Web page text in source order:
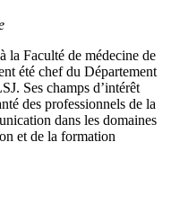
la Faculté de médecine de
été chef du Département
Ses champs d’intérêt
des professionnels de la
dans les domaines
et de la formation